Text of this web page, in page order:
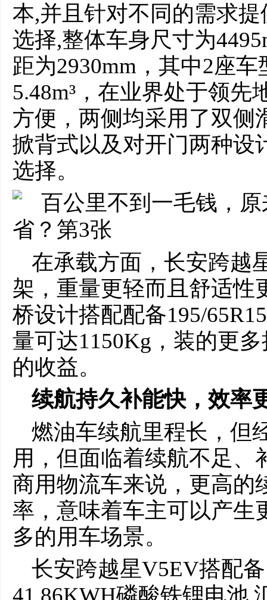
本,并且针对不同的需求
选择,整体车身尺寸为
距为2930mm，其中2座
5.48m³，在业界处于领
方便，两侧均采用了双侧
掀背式以及对开门两种设
选择。
在承载方面，长安跨越
架，重量更轻而且舒适性
桥设计搭配配备195/
量可达1150Kg，装的更
的收益。
续航持久补能快，效率
燃油车续航里程长，但
用，但面临着续航不足、
商用物流车来说，更高的
率，意味着车主可以产生
多的用车场景。
长安跨越星V5EV搭配
41.86KWH磷酸铁锂电池